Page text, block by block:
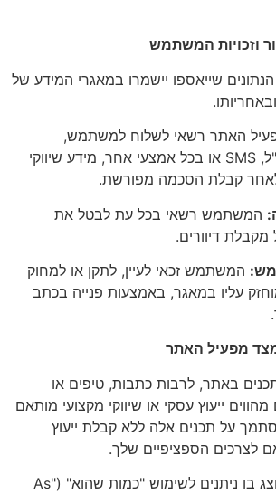
הנתונים שייאספו יישמרו במאגרי המידע של
האתר רשאי לשלוח למשתמש,
באמצעות דוא"ל, SMS או בכל אמצעי אחר, מידע שיווקי
לאחר קבלת הסכמה מפורשת.
המשתמש רשאי בכל עת לבטל את
דיוורים.
המשתמש זכאי לעיין, לתקן או למחוק
עליו במאגר, באמצעות פנייה בכתב
באתר, לרבות כתבות, טיפים או
ייעוץ עסקי או שיווקי מקצועי מותאם
על תכנים אלה ללא קבלת ייעוץ
לצרכים הספציפיים שלך.
האתר וכל המוצג בו ניתנים לשימוש "כמות שהוא" ("As